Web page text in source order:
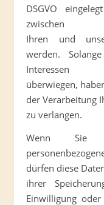
DSGVO
zwischen
Ihren und
werden.
Interessen
überwiegen,
der Verarbeitung
zu verlangen.
Wenn Sie
dürfen diese
ihrer
Einwilligung